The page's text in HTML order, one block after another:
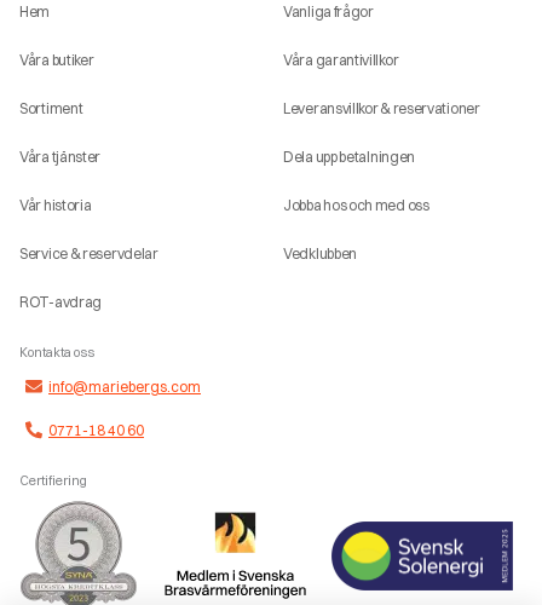
Hem
Våra butiker
Sortiment
Våra tjänster
Vår historia
Service & reservdelar
ROT-avdrag
Vanliga frågor
Våra garantivillkor
Leveransvillkor & reservationer
Dela upp betalningen
Jobba hos och med oss
Vedklubben
Kontakta oss
info@mariebergs.com
0771-18 40 60
Certifiering